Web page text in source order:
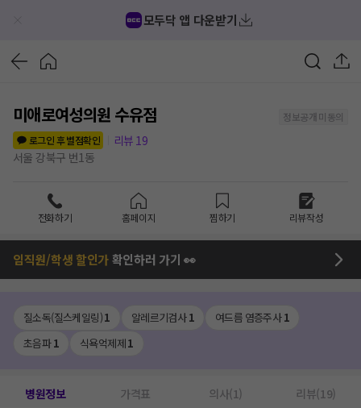
모두닥 앱 다운받기
미애로여성의원 수유점
정보공개 미동의
로그인 후 별점확인
리뷰 19
서울 강북구 번1동
전화하기 홈페이지 찜하기 리뷰작성
임직원/학생 할인가확인하러 가기 👀
질소독(질스케일링)1 알레르기검사1 여드름 염증주사1
초음파1 식욕억제제1
병원정보 가격표 의사(1) 리뷰(19)